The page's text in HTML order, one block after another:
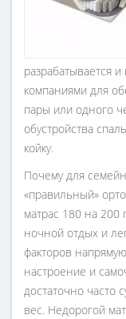
разрабатывается
компаниями для
пары или одного
обустройства
койку.
Почему для
«правильный»
матрас 180 на 200
ночной отдых и
факторов
настроение и
достаточно часто
вес. Недорогой